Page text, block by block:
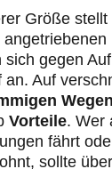
Größe
sich gegen
an. Auf
Wegen
Vorteile. Wer
fährt
sollte